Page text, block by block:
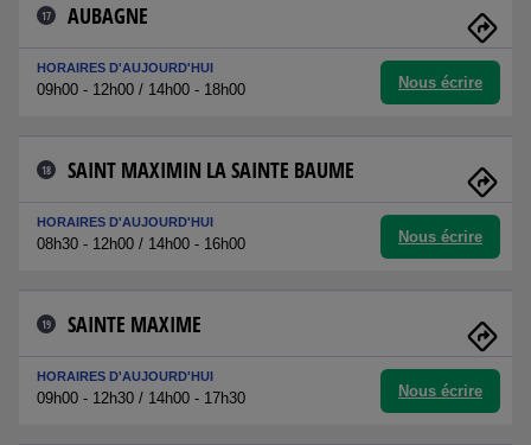
17 AUBAGNE
HORAIRES D'AUJOURD'HUI
09h00 - 12h00 / 14h00 - 18h00 Nous écrire
18 SAINT MAXIMIN LA SAINTE BAUME
HORAIRES D'AUJOURD'HUI
08h30 - 12h00 / 14h00 - 16h00 Nous écrire
19 SAINTE MAXIME
HORAIRES D'AUJOURD'HUI
09h00 - 12h30 / 14h00 - 17h30 Nous écrire